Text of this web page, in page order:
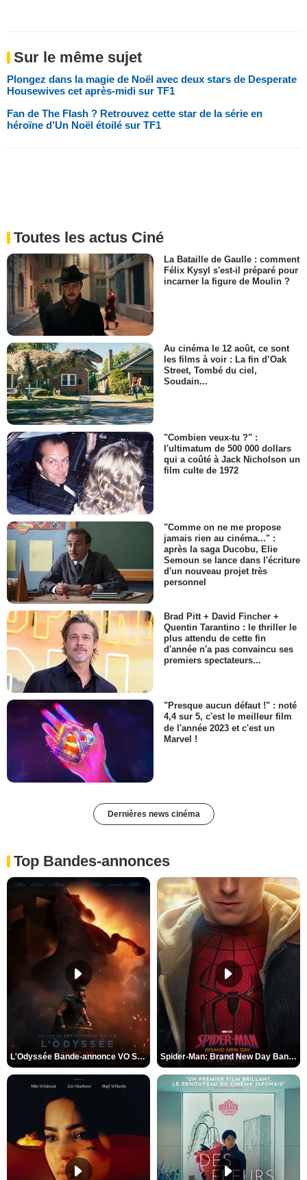
Sur le même sujet
Plongez dans la magie de Noël avec deux stars de Desperate
Housewives cet après-midi sur TF1
Fan de The Flash ? Retrouvez cette star de la série en
héroïne d’Un Noël étoilé sur TF1
Toutes les actus Ciné
La Bataille de Gaulle : comment
Félix Kysyl s'est-il préparé pour
incarner la figure de Moulin ?
Au cinéma le 12 août, ce sont
les films à voir : La fin d’Oak
Street, Tombé du ciel,
Soudain...
"Combien veux-tu ?" :
l'ultimatum de 500 000 dollars
qui a coûté à Jack Nicholson un
film culte de 1972
"Comme on ne me propose
jamais rien au cinéma..." :
après la saga Ducobu, Elie
Semoun se lance dans l'écriture
d'un nouveau projet très
personnel
Brad Pitt + David Fincher +
Quentin Tarantino : le thriller le
plus attendu de cette fin
d'année n'a pas convaincu ses
premiers spectateurs...
"Presque aucun défaut !" : noté
4,4 sur 5, c'est le meilleur film
de l'année 2023 et c'est un
Marvel !
Dernières news cinéma
Top Bandes-annonces
L'Odyssée Bande-annonce VO STFR Spider-Man: Brand New Day Bande-annonce VO STFR